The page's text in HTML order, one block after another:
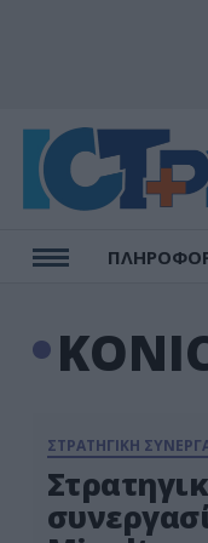
ΣΤΡΑΤΗΓΙΚΗ